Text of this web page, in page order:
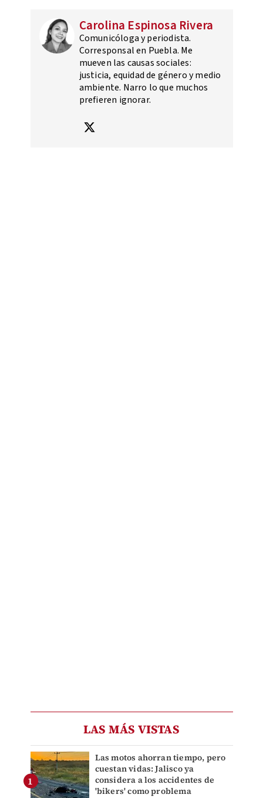
Carolina Espinosa Rivera
Comunicóloga y periodista.
Corresponsal en Puebla. Me
mueven las causas sociales:
justicia, equidad de género y medio
ambiente. Narro lo que muchos
prefieren ignorar.
LAS MÁS VISTAS
Las motos ahorran tiempo, pero
cuestan vidas: Jalisco ya
considera a los accidentes de
'bikers' como problema